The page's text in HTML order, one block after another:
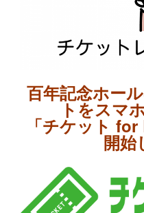
百年記念ホー
トをスマ
「チケット
開始